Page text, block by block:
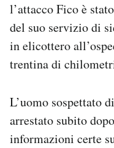
l’attacco Fico è
del suo servizio di
in elicottero
trentina di
L’uomo sospettato
arrestato subito
informazioni certe